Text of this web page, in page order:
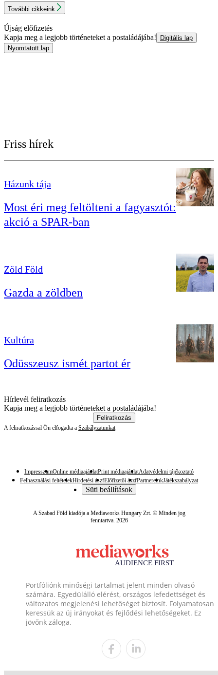
További cikkeink
Újság előfizetés
Kapja meg a legjobb történeteket a postaládájába!
Digitális lap
Nyomtatott lap
Friss hírek
Házunk tája
Most éri meg feltölteni a fagyasztót:
akció a SPAR-ban
Zöld Föld
Gazda a zöldben
Kultúra
Odüsszeusz ismét partot ér
Hírlevél feliratkozás
Kapja meg a legjobb történeteket a postaládájába!
Feliratkozás
A feliratkozással Ön elfogadta a Szabályzatunkat
ImpresszumOnline médiaajánlatPrint médiaajánlatAdatvédelmi tájékoztató
Felhasználási feltételekHirdetési ászfElőfizetői ászfPartnereinkJátékszabályzat
Süti beállítások
A Szabad Föld kiadója a Mediaworks Hungary Zrt. © Minden jog
fenntartva. 2026
Portfóliónk minőségi tartalmat jelent minden olvasó
számára. Egyedülálló elérést, országos lefedettséget és
változatos megjelenési lehetőséget biztosít. Folyamatosan
keressük az új irányokat és fejlődési lehetőségeket. Ez
jövőnk záloga.